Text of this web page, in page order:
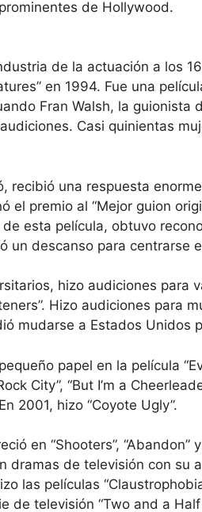
de Hollywood.
de la actuación a los
en 1994. Fue una
Fran Walsh, la guionista
Casi quinientas
recibió una respuesta
el premio al “Mejor guion
de esta película, obtuvo
un descanso para centrarse
hizo audiciones para
Hizo audiciones para
mudarse a Estados Unidos
papel en la película
City”, “But I’m a
2001, hizo “Coyote Ugly”.
en “Shooters”, “Abandon”
dramas de televisión con su
las películas
de televisión “Two and a